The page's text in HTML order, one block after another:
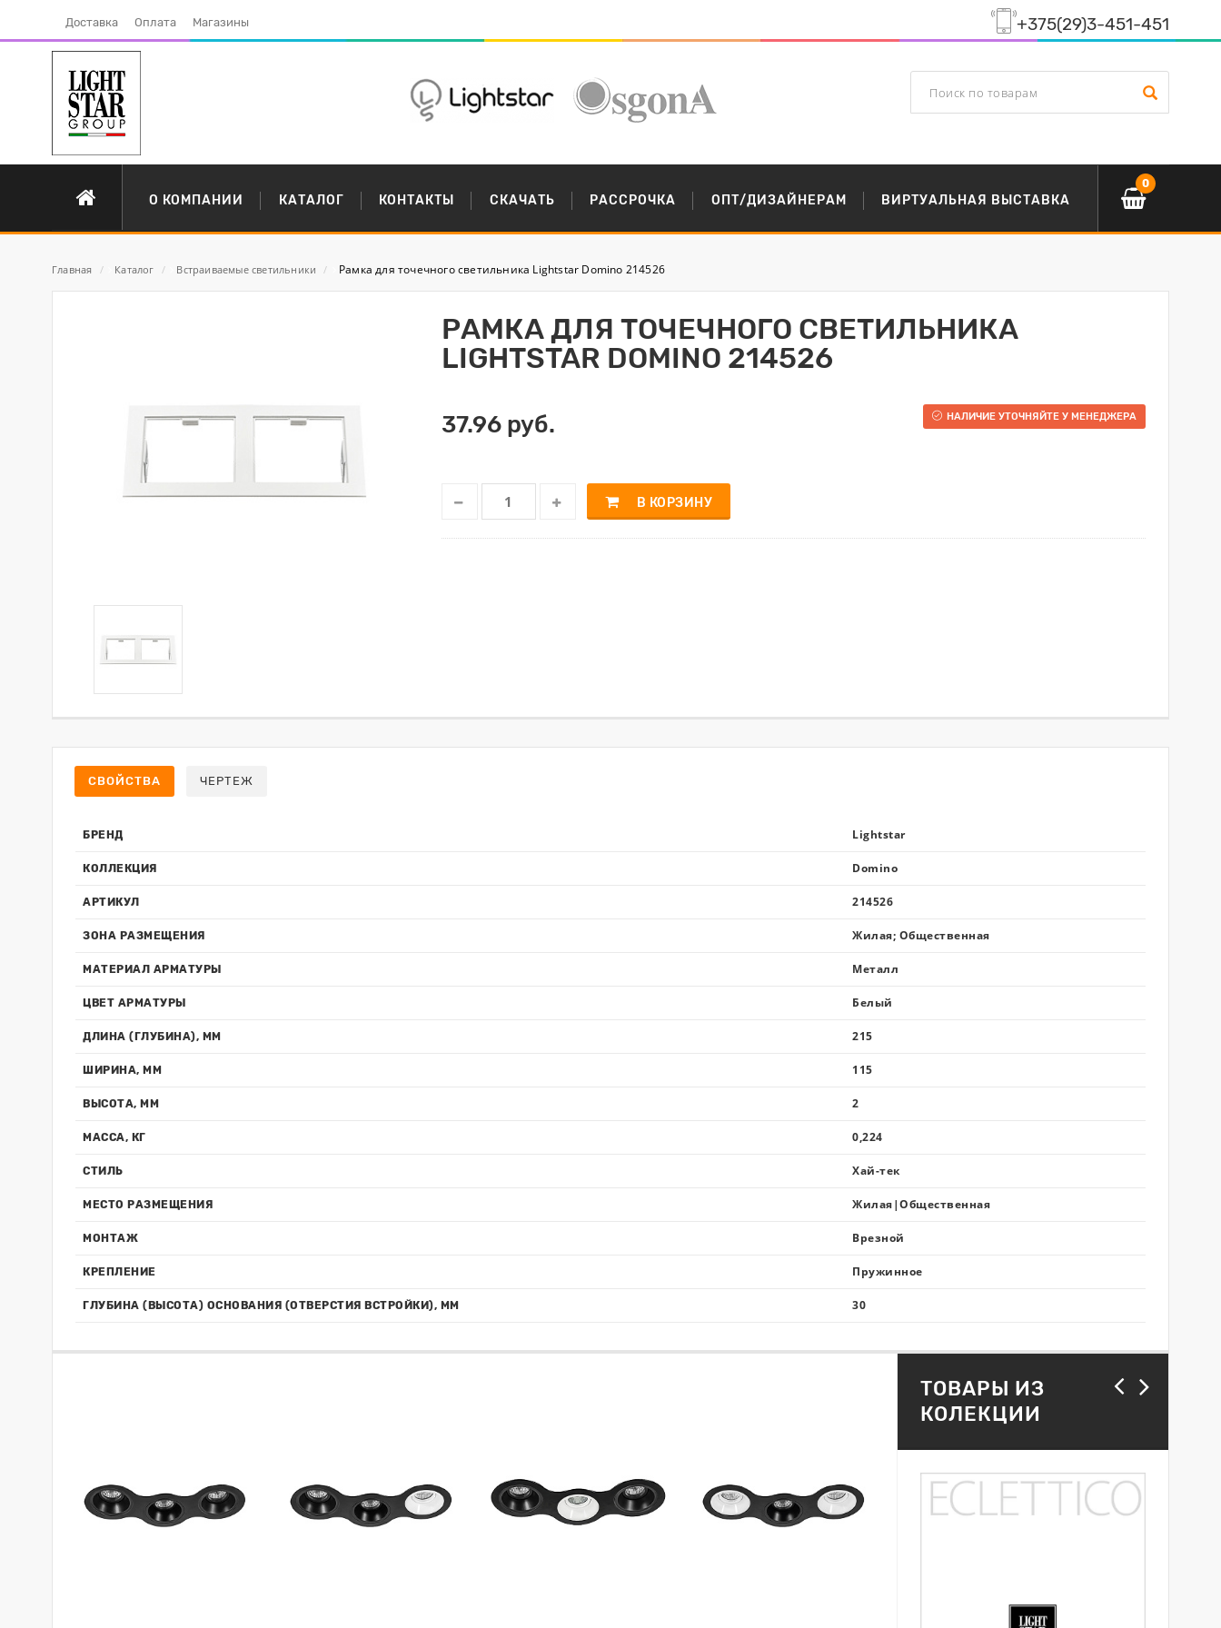
Доставка Оплата Магазины +375(29)3-451-451
О КОМПАНИИ КАТАЛОГ КОНТАКТЫ СКАЧАТЬ РАССРОЧКА ОПТ/ДИЗАЙНЕРАМ ВИРТУАЛЬНАЯ ВЫСТАВКА
0
Главная / Каталог / Встраиваемые светильники / Рамка для точечного светильника Lightstar Domino 214526
РАМКА ДЛЯ ТОЧЕЧНОГО СВЕТИЛЬНИКА
LIGHTSTAR DOMINO 214526
37.96 руб. НАЛИЧИЕ УТОЧНЯЙТЕ У МЕНЕДЖЕРА
В КОРЗИНУ
СВОЙСТВА ЧЕРТЕЖ
БРЕНД Lightstar
КОЛЛЕКЦИЯ Domino
АРТИКУЛ 214526
ЗОНА РАЗМЕЩЕНИЯ Жилая; Общественная
МАТЕРИАЛ АРМАТУРЫ Металл
ЦВЕТ АРМАТУРЫ Белый
ДЛИНА (ГЛУБИНА), ММ 215
ШИРИНА, ММ 115
ВЫСОТА, ММ 2
МАССА, КГ 0,224
СТИЛЬ Хай-тек
МЕСТО РАЗМЕЩЕНИЯ Жилая|Общественная
МОНТАЖ Врезной
КРЕПЛЕНИЕ Пружинное
ГЛУБИНА (ВЫСОТА) ОСНОВАНИЯ (ОТВЕРСТИЯ ВСТРОЙКИ), ММ 30
ТОВАРЫ ИЗ
КОЛЕКЦИИ